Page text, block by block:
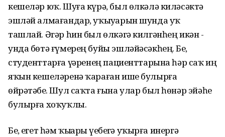
кешеләр юҡ. Шуға күрә, был өлкәлә киләсәктә
эшләй алмағандар, уҡыуҙарын шунда уҡ
ташлай. Әгәр һин был өлкәгә килгәнһең икән -
унда бөтә ғүмерең буйы эшләйәсәкһең. Беҙ,
студенттарға үҙҙәренең пациенттарына һәр саҡ иң
яҡын кешеләренә ҡараған ише булырға
өйрәтәбеҙ. Шул саҡта ғына улар был һөнәр эйәһе
булырға хоҡуҡлы.
Беҙ, егет һәм ҡыҙҙарҙы үҙебеҙгә уҡырға инергә